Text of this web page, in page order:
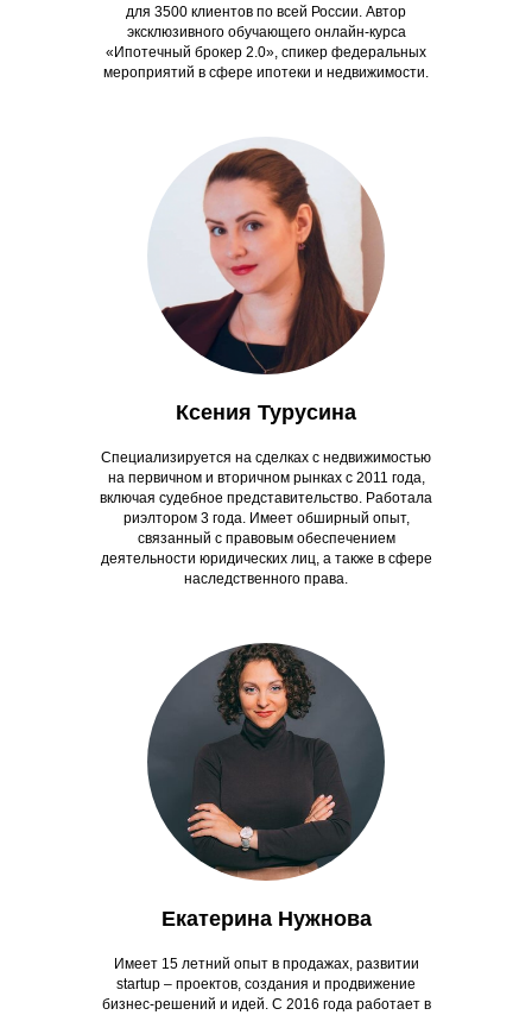
для 3500 клиентов по всей России. Автор
эксклюзивного обучающего онлайн-курса
«Ипотечный брокер 2.0», спикер федеральных
мероприятий в сфере ипотеки и недвижимости.
Ксения Турусина
Специализируется на сделках с недвижимостью
на первичном и вторичном рынках с 2011 года,
включая судебное представительство. Работала
риэлтором 3 года. Имеет обширный опыт,
связанный с правовым обеспечением
деятельности юридических лиц, а также в сфере
наследственного права.
Екатерина Нужнова
Имеет 15 летний опыт в продажах, развитии
startup – проектов, создания и продвижение
бизнес-решений и идей. С 2016 года работает в